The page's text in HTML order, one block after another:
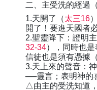
二、主受洗的經過（
1.天開了（太三16
開了！要進天國者
2.聖靈降下：證明
32-34），同時也
信徒也是須有憑據（
3.天上來的聲音：
──靈言；表明神的
△由主的受洗知道